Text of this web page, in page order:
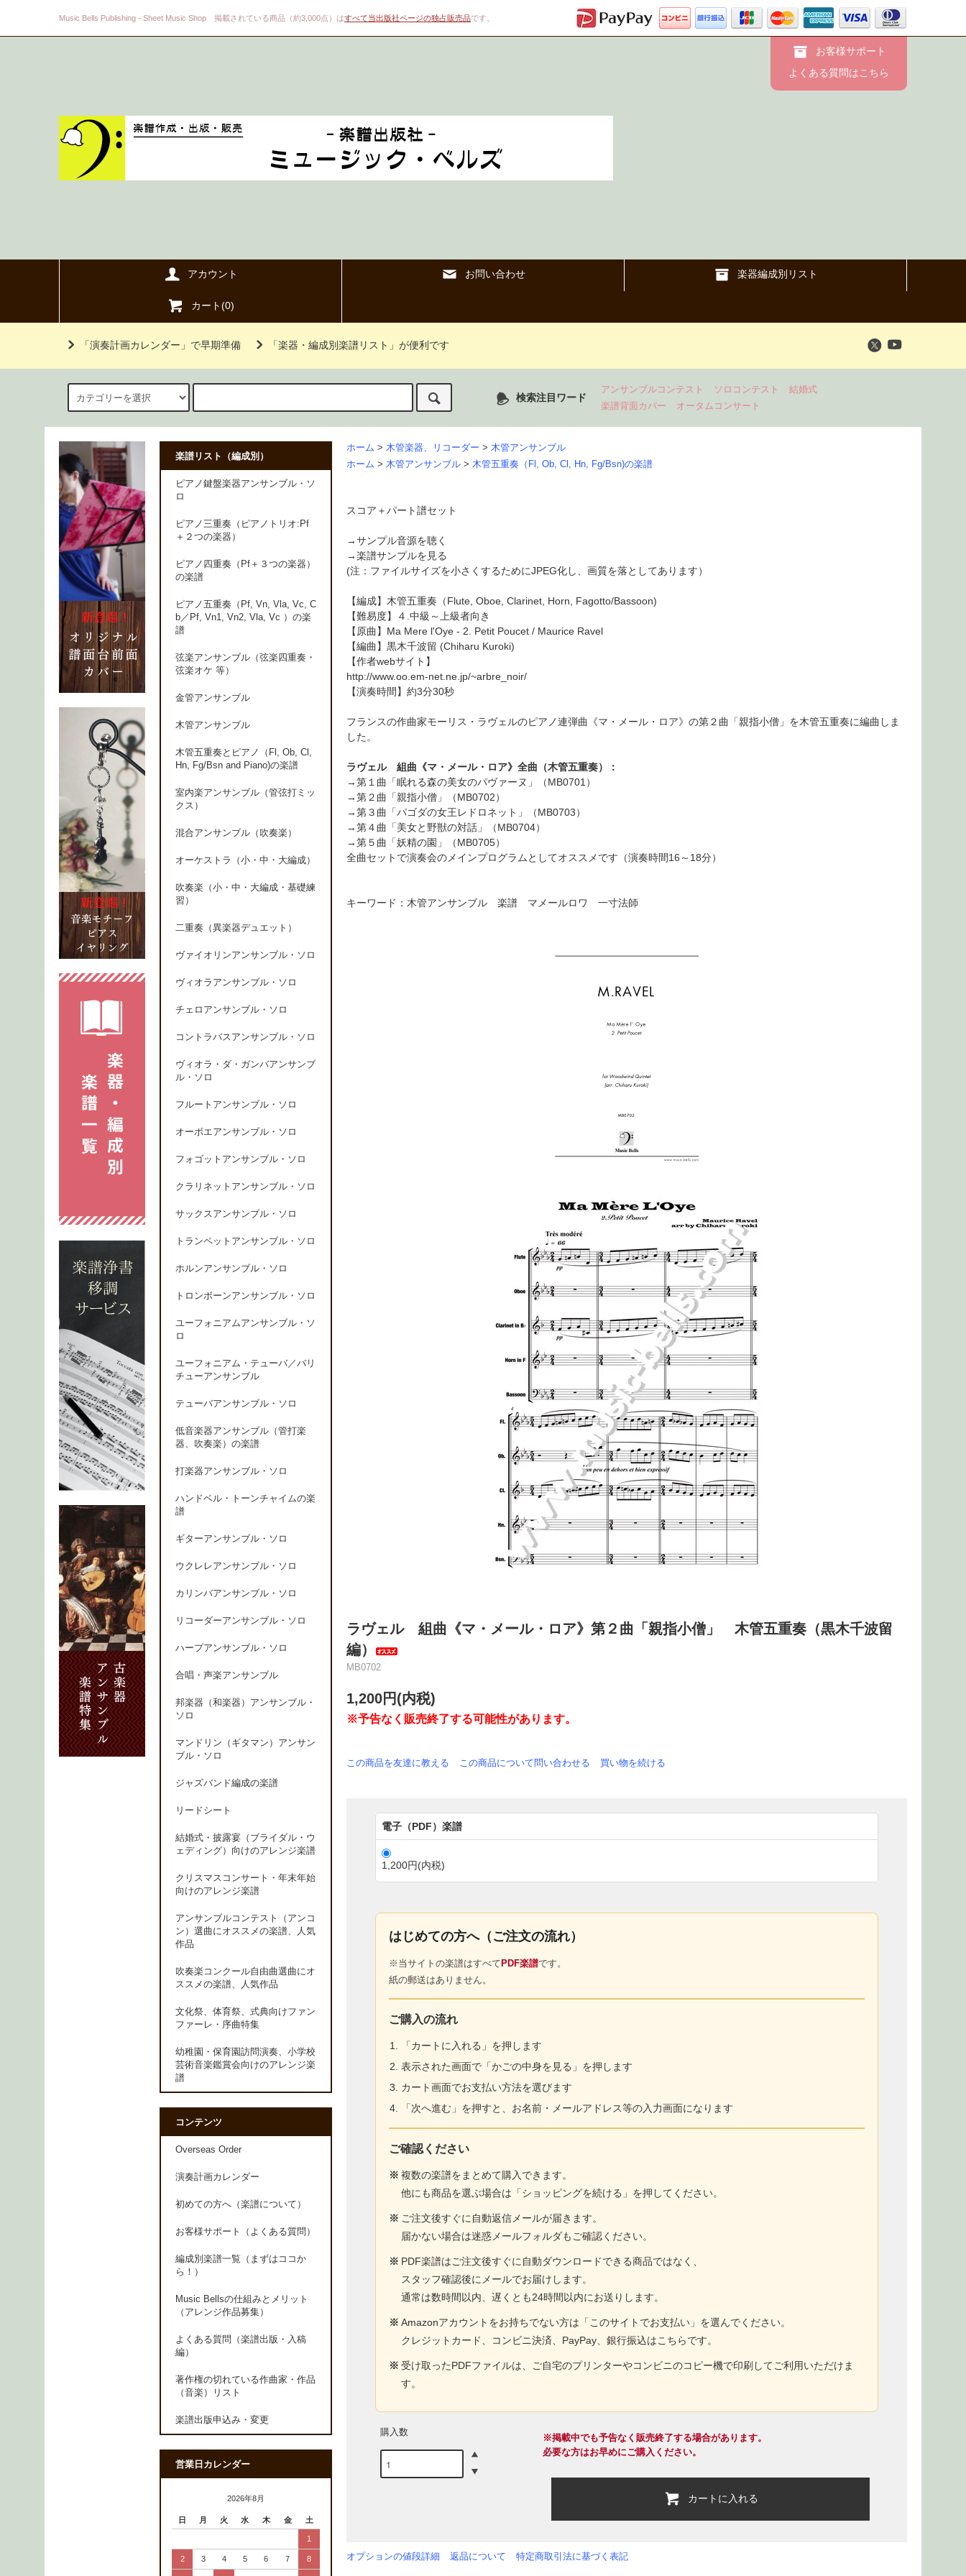
Music Bells Publishing - Sheet Music Shop 掲載されている商品（約3,000点）はすべて当出版社ページの独占販売品です。
お客様サポート
よくある質問はこちら
アカウント お問い合わせ 楽器編成別リスト
カート(0)
「演奏計画カレンダー」で早期準備 「楽器・編成別楽譜リスト」が便利です
検索注目ワード
アンサンブルコンテスト ソロコンテスト
結婚式
楽譜背面カバー
オータムコンサート
ホーム > 木管楽器、リコーダー > 木管アンサンブル
ホーム > 木管アンサンブル > 木管五重奏（Fl, Ob, Cl, Hn, Fg/Bsn)の楽譜
スコア＋パート譜セット
→サンプル音源を聴く
→楽譜サンプルを見る
(注：ファイルサイズを小さくするためにJPEG化し、画質を落としてあります）
【編成】 木管五重奏 （Flute, Oboe, Clarinet, Horn, Fagotto/Bassoon)
【難易度】４.中級～上級者向き
【原曲】Ma Mere l'Oye - 2. Petit Poucet / Maurice Ravel
【編曲】 黒木千波留 (Chiharu Kuroki)
【作者webサイト】
http://www.oo.em-net.ne.jp/~arbre_noir/
【演奏時間】約3分30秒
フランスの作曲家モーリス・ラヴェルのピアノ連弾曲《マ・メール・ロア》の第２曲「親指小僧」を木管五重奏に編曲しま
した。
ラヴェル 組曲《マ・メール・ロア》全曲（木管五重奏）：
→第１曲「眠れる森の美女のパヴァーヌ」（MB0701）
→第２曲「親指小僧」（MB0702）
→第３曲「パゴダの女王レドロネット」（MB0703）
→第４曲「美女と野獣の対話」（MB0704）
→第５曲「妖精の園」（MB0705）
全曲セットで演奏会のメインプログラムとしてオススメです（演奏時間16～18分）
キーワード：木管アンサンブル 楽譜 マメールロワ 一寸法師
ラヴェル 組曲《マ・メール・ロア》第２曲「親指小僧」 木管五重奏（黒木千波留
編）
MB0702
1,200円(内税)
※予告なく販売終了する可能性があります。
この商品を友達に教える この商品について問い合わせる 買い物を続ける
電子（PDF）楽譜
1,200円(内税)
はじめての方へ（ご注文の流れ）
※当サイトの楽譜はすべて PDF楽譜です。
紙の郵送はありません。
ご購入の流れ
「カートに入れる」を押します
表示された画面で「かごの中身を見る」を押します
カート画面でお支払い方法を選びます
「次へ進む」を押すと、お名前・メールアドレス等の入力画面になります
ご確認ください
※ 複数の楽譜をまとめて購入できます。
他にも商品を選ぶ場合は「ショッピングを続ける」を押してください。
※ ご注文後すぐに自動返信メールが届きます。
届かない場合は迷惑メールフォルダもご確認ください。
※ PDF楽譜はご注文後すぐに自動ダウンロードできる商品ではなく、
スタッフ確認後にメールでお届けします。
通常は数時間以内、遅くとも24時間以内にお送りします。
※ Amazonアカウントをお持ちでない方は「このサイトでお支払い」を選んでください。
クレジットカード、コンビニ決済、PayPay、銀行振込はこちらです。
※ 受け取ったPDFファイルは、ご自宅のプリンターやコンビニのコピー機で印刷してご利用いただけま
す。
購入数
※掲載中でも予告なく販売終了する場合があります。
必要な方はお早めにご購入ください。
カートに入れる
オプションの値段詳細 返品について 特定商取引法に基づく表記
楽譜リスト（編成別）
ピアノ鍵盤楽器アンサンブル・ソ
ロ
ピアノ三重奏（ピアノトリオ:Pf
＋２つの楽器）
ピアノ四重奏（Pf＋３つの楽器）
の楽譜
ピアノ五重奏（Pf, Vn, Vla, Vc, C
b／Pf, Vn1, Vn2, Vla, Vc ）の楽
譜
弦楽アンサンブル（弦楽四重奏・
弦楽オケ 等）
金管アンサンブル
木管アンサンブル
木管五重奏とピアノ（Fl, Ob, Cl,
Hn, Fg/Bsn and Piano)の楽譜
室内楽アンサンブル（管弦打ミッ
クス）
混合アンサンブル（吹奏楽）
オーケストラ（小・中・大編成）
吹奏楽（小・中・大編成・基礎練
習）
二重奏（異楽器デュエット）
ヴァイオリンアンサンブル・ソロ
ヴィオラアンサンブル・ソロ
チェロアンサンブル・ソロ
コントラバスアンサンブル・ソロ
ヴィオラ・ダ・ガンバアンサンブ
ル・ソロ
フルートアンサンブル・ソロ
オーボエアンサンブル・ソロ
フォゴットアンサンブル・ソロ
クラリネットアンサンブル・ソロ
サックスアンサンブル・ソロ
トランペットアンサンブル・ソロ
ホルンアンサンブル・ソロ
トロンボーンアンサンブル・ソロ
ユーフォニアムアンサンブル・ソ
ロ
ユーフォニアム・テューバ／バリ
チューアンサンブル
テューバアンサンブル・ソロ
低音楽器アンサンブル（管打楽
器、吹奏楽）の楽譜
打楽器アンサンブル・ソロ
ハンドベル・トーンチャイムの楽
譜
ギターアンサンブル・ソロ
ウクレレアンサンブル・ソロ
カリンバアンサンブル・ソロ
リコーダーアンサンブル・ソロ
ハープアンサンブル・ソロ
合唱・声楽アンサンブル
邦楽器（和楽器）アンサンブル・
ソロ
マンドリン（ギタマン）アンサン
ブル・ソロ
ジャズバンド編成の楽譜
リードシート
結婚式・披露宴（ブライダル・ウ
ェディング）向けのアレンジ楽譜
クリスマスコンサート・年末年始
向けのアレンジ楽譜
アンサンブルコンテスト（アンコ
ン）選曲にオススメの楽譜、人気
作品
吹奏楽コンクール自由曲選曲にオ
ススメの楽譜、人気作品
文化祭、体育祭、式典向けファン
ファーレ・序曲特集
幼稚園・保育園訪問演奏、小学校
芸術音楽鑑賞会向けのアレンジ楽
譜
コンテンツ
Overseas Order
演奏計画カレンダー
初めての方へ（楽譜について）
お客様サポート（よくある質問）
編成別楽譜一覧（まずはココか
ら！）
Music Bellsの仕組みとメリット
（アレンジ作品募集）
よくある質問（楽譜出版・入稿
編）
著作権の切れている作曲家・作品
（音楽）リスト
楽譜出版申込み・変更
営業日カレンダー
2026年8月
日 月 火 水 木 金 土
1
2 3 4 5 6 7 8